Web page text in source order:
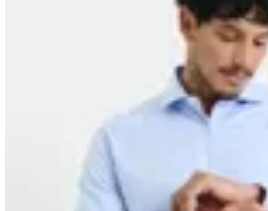
Camisa Harrington Select